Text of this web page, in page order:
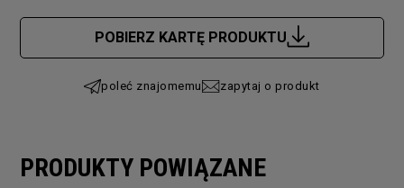
Cena nie zawiera ewentualnych kosztów płatności
POBIERZ KARTĘ PRODUKTU
poleć znajomemu zapytaj o produkt
PRODUKTY POWIĄZANE